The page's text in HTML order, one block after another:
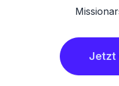
Jetzt